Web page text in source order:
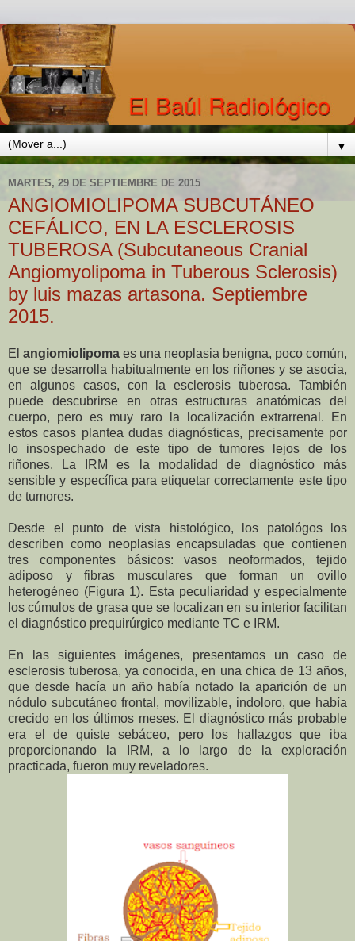
▼
MARTES, 29 DE SEPTIEMBRE DE 2015
ANGIOMIOLIPOMA SUBCUTÁNEO
CEFÁLICO, EN LA ESCLEROSIS
TUBEROSA (Subcutaneous Cranial
Angiomyolipoma in Tuberous Sclerosis)
by luis mazas artasona. Septiembre
2015.
El angiomiolipoma es una neoplasia benigna, poco común,
que se desarrolla habitualmente en los riñones y se asocia,
en algunos casos, con la esclerosis tuberosa. También
puede descubrirse en otras estructuras anatómicas del
cuerpo, pero es muy raro la localización extrarrenal. En
estos casos plantea dudas diagnósticas, precisamente por
lo insospechado de este tipo de tumores lejos de los
riñones. La IRM es la modalidad de diagnóstico más
sensible y específica para etiquetar correctamente este tipo
de tumores.
Desde el punto de vista histológico, los patológos los
describen como neoplasias encapsuladas que contienen
tres componentes básicos: vasos neoformados, tejido
adiposo y fibras musculares que forman un ovillo
heterogéneo (Figura 1). Esta peculiaridad y especialmente
los cúmulos de grasa que se localizan en su interior facilitan
el diagnóstico prequirúrgico mediante TC e IRM.
En las siguientes imágenes, presentamos un caso de
esclerosis tuberosa, ya conocida, en una chica de 13 años,
que desde hacía un año había notado la aparición de un
nódulo subcutáneo frontal, movilizable, indoloro, que había
crecido en los últimos meses. El diagnóstico más probable
era el de quiste sebáceo, pero los hallazgos que iba
proporcionando la IRM, a lo largo de la exploración
practicada, fueron muy reveladores.